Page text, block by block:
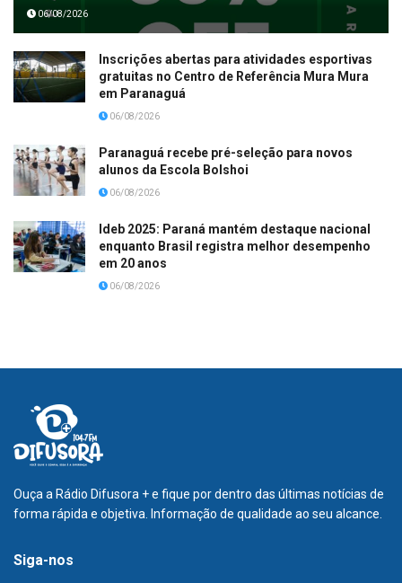
06/08/2026
Inscrições abertas para atividades esportivas
gratuitas no Centro de Referência Mura Mura
em Paranaguá
06/08/2026
Paranaguá recebe pré-seleção para novos
alunos da Escola Bolshoi
06/08/2026
Ideb 2025: Paraná mantém destaque nacional
enquanto Brasil registra melhor desempenho
em 20 anos
06/08/2026
Ouça a Rádio Difusora + e fique por dentro das últimas notícias de
forma rápida e objetiva. Informação de qualidade ao seu alcance.
Siga-nos